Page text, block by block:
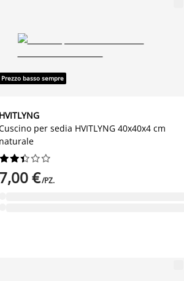
Prezzo basso sempre
HVITLYNG
per sedia HVITLYNG 40x40x4 cm
naturale






7,00 €/PZ.